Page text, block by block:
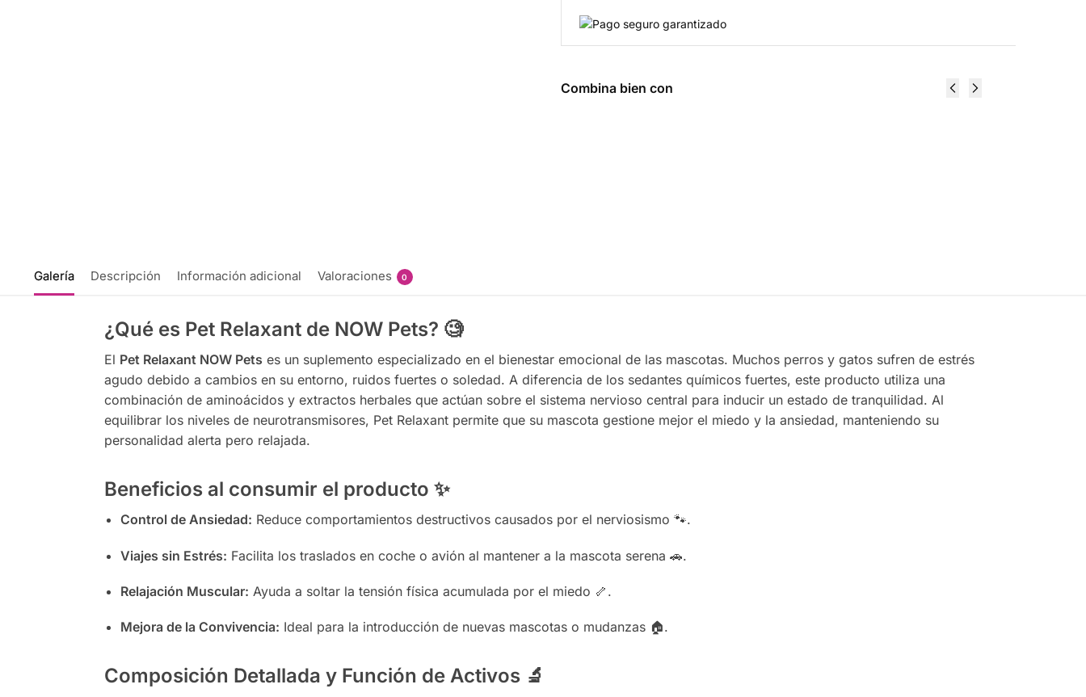
Combina bien con
Galería Descripción Información adicional Valoraciones 0
¿Qué es Pet Relaxant de NOW Pets? 🧐
El Pet Relaxant NOW Pets es un suplemento especializado en el bienestar emocional de las mascotas. Muchos perros y gatos sufren de estrés
agudo debido a cambios en su entorno, ruidos fuertes o soledad. A diferencia de los sedantes químicos fuertes, este producto utiliza una
combinación de aminoácidos y extractos herbales que actúan sobre el sistema nervioso central para inducir un estado de tranquilidad. Al
equilibrar los niveles de neurotransmisores, Pet Relaxant permite que su mascota gestione mejor el miedo y la ansiedad, manteniendo su
personalidad alerta pero relajada.
Beneficios al consumir el producto ✨
Control de Ansiedad: Reduce comportamientos destructivos causados por el nerviosismo 🐾.
Viajes sin Estrés: Facilita los traslados en coche o avión al mantener a la mascota serena 🚗.
Relajación Muscular: Ayuda a soltar la tensión física acumulada por el miedo 🦴.
Mejora de la Convivencia: Ideal para la introducción de nuevas mascotas o mudanzas 🏠.
Composición Detallada y Función de Activos🔬